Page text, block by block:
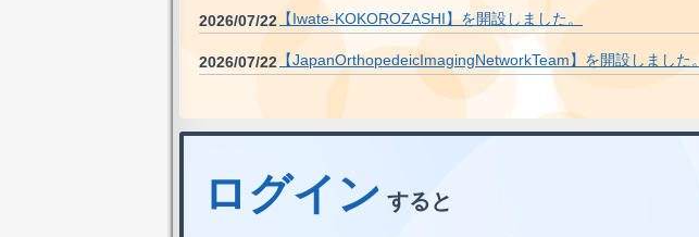
2026/07/22 【Iwate-KOKOROZASHI】を開設しました。
2026/07/22 【JapanOrthopedeicImagingNetworkTeam】を開設しました。
ログイン すると